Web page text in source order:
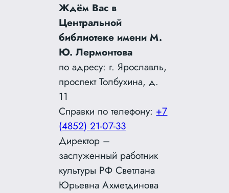
Ждём Вас в
Центральной
библиотеке имени М.
Ю. Лермонтова
по адресу: г. Ярославль,
проспект Толбухина, д.
11
Справки по телефону: +7
(4852) 21-07-33
Директор –
заслуженный работник
культуры РФ Светлана
Юрьевна Ахметдинова